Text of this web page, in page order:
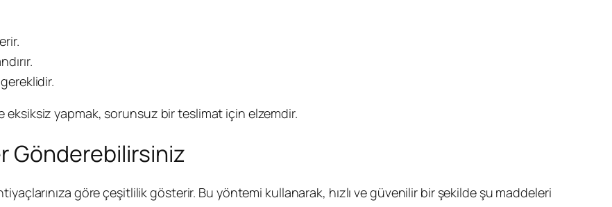
eksiksiz yapmak, sorunsuz bir teslimat için elzemdir.
Gönderebilirsiniz
göre çeşitlilik gösterir. Bu yöntemi kullanarak, hızlı ve güvenilir bir şekilde şu maddeleri